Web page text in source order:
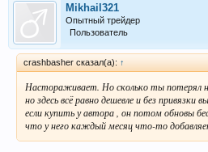
Mikhail321
Опытный трейдер
Пользователь
crashbasher сказал(а): ↑
Настораживает. Но сколько ты потерял
но здесь всё равно дешевле и без привязки
если купить у автора , он потом обновы
что у него каждый месяц что-то